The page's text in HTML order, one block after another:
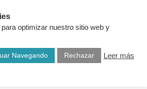
optimizar nuestro sitio web y
Navegando Rechazar
Leer más